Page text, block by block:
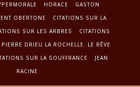
HORACE
GASTON
OBERTONE
CITATIONS SUR LA
SUR LES ARBRES
CITATIONS
PIERRE DRIEU LA ROCHELLE. LE RÊVE
SUR LA SOUFFRANCE
JEAN
RACINE